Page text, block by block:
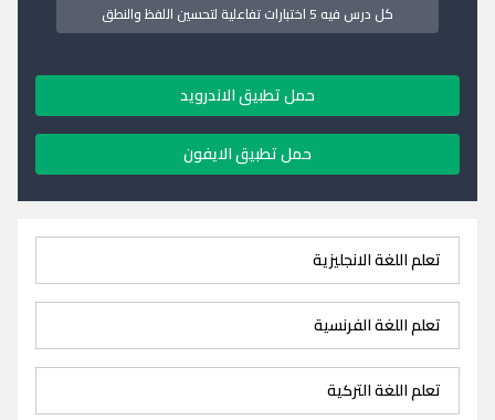
كل درس فيه 5 اختبارات تفاعلية لتحسين اللفظ والنطق
حمل تطبيق الاندرويد
حمل تطبيق الايفون
تعلم اللغة الانجليزية
تعلم اللغة الفرنسية
تعلم اللغة التركية